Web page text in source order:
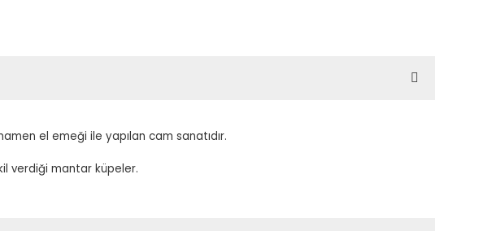
el emeği ile yapılan cam sanatıdır.
verdiği mantar küpeler.